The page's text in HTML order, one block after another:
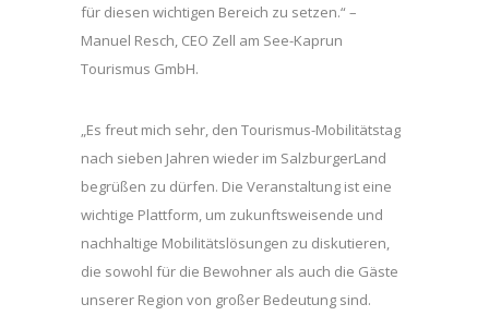
für diesen wichtigen Bereich zu setzen.“ –
Manuel Resch, CEO Zell am See-Kaprun
Tourismus GmbH.
„Es freut mich sehr, den Tourismus-Mobilitätstag
nach sieben Jahren wieder im SalzburgerLand
begrüßen zu dürfen. Die Veranstaltung ist eine
wichtige Plattform, um zukunftsweisende und
nachhaltige Mobilitätslösungen zu diskutieren,
die sowohl für die Bewohner als auch die Gäste
unserer Region von großer Bedeutung sind.